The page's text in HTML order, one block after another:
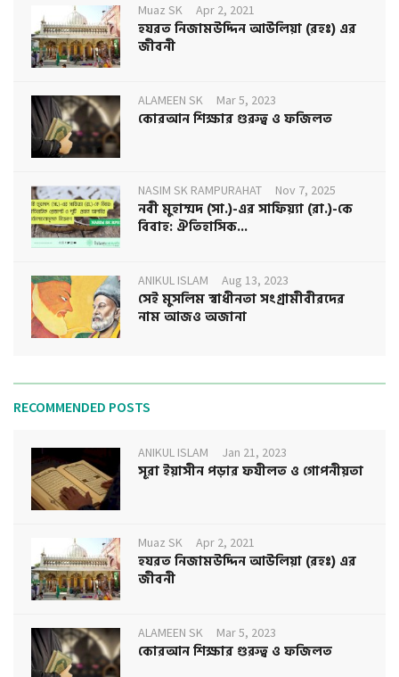
Muaz SK Apr 2, 2021
হযরত নিজামউদ্দিন আউলিয়া (রহঃ) এর
জীবনী
ALAMEEN SK Mar 5, 2023
কোরআন শিক্ষার গুরুত্ব ও ফজিলত
NASIM SK RAMPURAHAT Nov 7, 2025
নবী মুহাম্মদ (সা.)-এর সাফিয়্যা (রা.)-কে
বিবাহ: ঐতিহাসিক...
ANIKUL ISLAM Aug 13, 2023
সেই মুসলিম স্বাধীনতা সংগ্রামীবীরদের
নাম আজও অজানা
RECOMMENDED POSTS
ANIKUL ISLAM Jan 21, 2023
সূরা ইয়াসীন পড়ার ফযীলত ও গোপনীয়তা
Muaz SK Apr 2, 2021
হযরত নিজামউদ্দিন আউলিয়া (রহঃ) এর
জীবনী
ALAMEEN SK Mar 5, 2023
কোরআন শিক্ষার গুরুত্ব ও ফজিলত